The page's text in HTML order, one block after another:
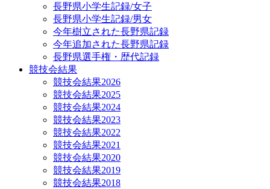
長野県小学生記録/女子
長野県小学生記録/男女
今年樹立された長野県記録
今年追加された長野県記録
長野県選手権・歴代記録
競技会結果
競技会結果2026
競技会結果2025
競技会結果2024
競技会結果2023
競技会結果2022
競技会結果2021
競技会結果2020
競技会結果2019
競技会結果2018